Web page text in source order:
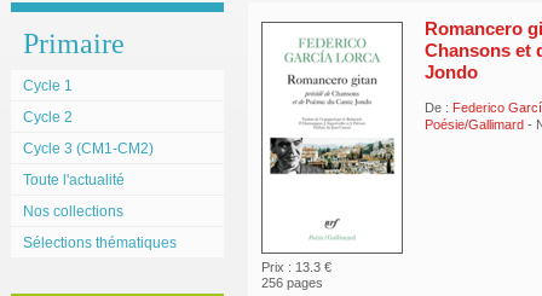
Primaire
Cycle 1
Cycle 2
Cycle 3 (CM1-CM2)
Toute l'actualité
Nos collections
Sélections thématiques
Prix : 13.3 €
256 pages
Romancero
Chansons et
Jondo
De : Federico
Poésie/Gallimard -